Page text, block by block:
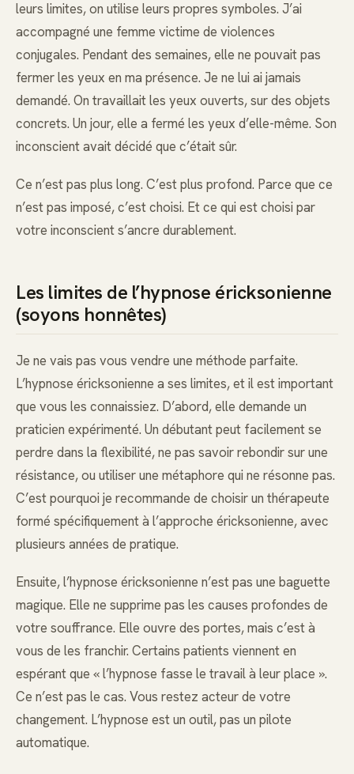
leurs limites, on utilise leurs propres symboles. J’ai
accompagné une femme victime de violences
conjugales. Pendant des semaines, elle ne pouvait pas
fermer les yeux en ma présence. Je ne lui ai jamais
demandé. On travaillait les yeux ouverts, sur des objets
concrets. Un jour, elle a fermé les yeux d’elle-même. Son
inconscient avait décidé que c’était sûr.
Ce n’est pas plus long. C’est plus profond. Parce que ce
n’est pas imposé, c’est choisi. Et ce qui est choisi par
votre inconscient s’ancre durablement.
Les limites de l’hypnose éricksonienne
(soyons honnêtes)
Je ne vais pas vous vendre une méthode parfaite.
L’hypnose éricksonienne a ses limites, et il est important
que vous les connaissiez. D’abord, elle demande un
praticien expérimenté. Un débutant peut facilement se
perdre dans la flexibilité, ne pas savoir rebondir sur une
résistance, ou utiliser une métaphore qui ne résonne pas.
C’est pourquoi je recommande de choisir un thérapeute
formé spécifiquement à l’approche éricksonienne, avec
plusieurs années de pratique.
Ensuite, l’hypnose éricksonienne n’est pas une baguette
magique. Elle ne supprime pas les causes profondes de
votre souffrance. Elle ouvre des portes, mais c’est à
vous de les franchir. Certains patients viennent en
espérant que « l’hypnose fasse le travail à leur place ».
Ce n’est pas le cas. Vous restez acteur de votre
changement. L’hypnose est un outil, pas un pilote
automatique.